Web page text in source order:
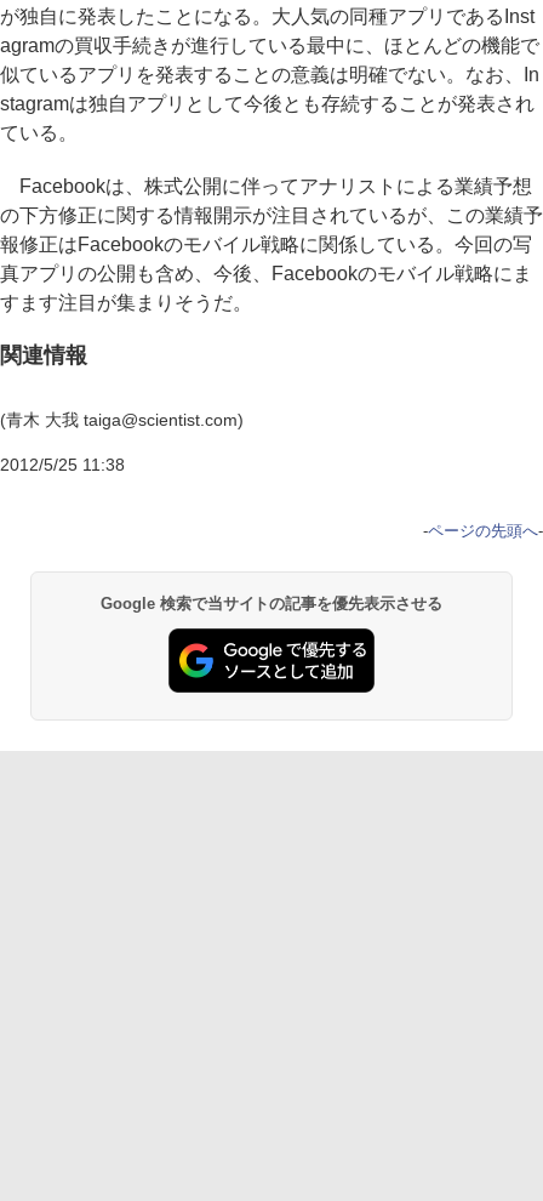
が独自に発表したことになる。大人気の同種アプリであるInst
agramの買収手続きが進行している最中に、ほとんどの機能で
似ているアプリを発表することの意義は明確でない。なお、In
stagramは独自アプリとして今後とも存続することが発表され
ている。
Facebookは、株式公開に伴ってアナリストによる業績予想
の下方修正に関する情報開示が注目されているが、この業績予
報修正はFacebookのモバイル戦略に関係している。今回の写
真アプリの公開も含め、今後、Facebookのモバイル戦略にま
すます注目が集まりそうだ。
関連情報
(青木 大我 taiga@scientist.com)
2012/5/25 11:38
-ページの先頭へ-
Google 検索で当サイトの記事を優先表示させる